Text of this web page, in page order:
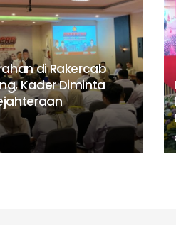
di Rakercab
Kader Diminta